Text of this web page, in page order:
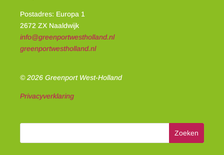
Postadres: Europa 1
2672 ZX Naaldwijk
info@greenportwestholland.nl
greenportwestholland.nl
© 2026 Greenport West-Holland
Privacyverklaring